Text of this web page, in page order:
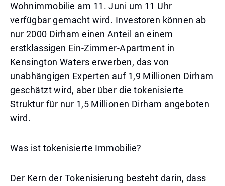
Wohnimmobilie am 11. Juni um 11 Uhr
verfügbar gemacht wird. Investoren können ab
nur 2000 Dirham einen Anteil an einem
erstklassigen Ein-Zimmer-Apartment in
Kensington Waters erwerben, das von
unabhängigen Experten auf 1,9 Millionen Dirham
geschätzt wird, aber über die tokenisierte
Struktur für nur 1,5 Millionen Dirham angeboten
wird.
Was ist tokenisierte Immobilie?
Der Kern der Tokenisierung besteht darin, dass